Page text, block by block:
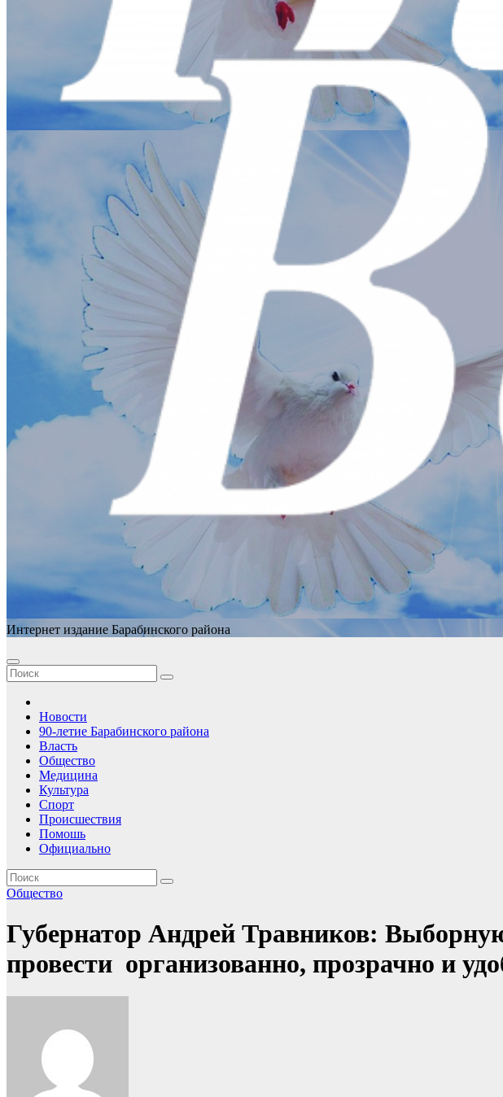
Интернет издание Барабинского района
Новости
90-летие Барабинского района
Власть
Общество
Медицина
Культура
Спорт
Происшествия
Помошь
Официально
Общество
Губернатор Андрей Травников:
провести организованно, прозрачно и